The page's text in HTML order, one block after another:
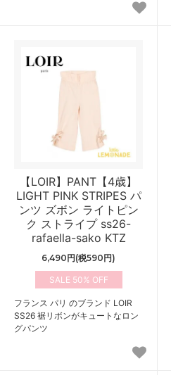
【LOIR】PANT【4歳】
LIGHT PINK STRIPES パ
ンツ ズボン ライトピン
ク ストライプ ss26-
rafaella-sako KTZ
6,490円(税590円)
50%
フランス パリ のブランド LOIR
SS26 裾リボンがキュートなロン
グパンツ